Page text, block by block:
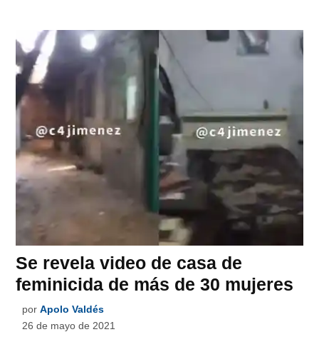
Se revela video de casa de
feminicida de más de 30 mujeres
por Apolo Valdés
26 de mayo de 2021